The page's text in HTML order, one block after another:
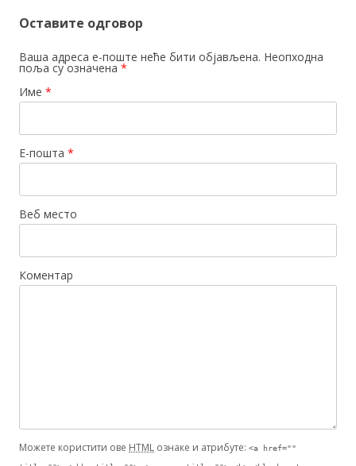
Оставите одговор
Ваша адреса е-поште неће бити објављена. Неопходна
поља су означена *
Име *
Е-пошта *
Веб место
Коментар
Можете користити ове HTML ознаке и атрибуте: <a href=""